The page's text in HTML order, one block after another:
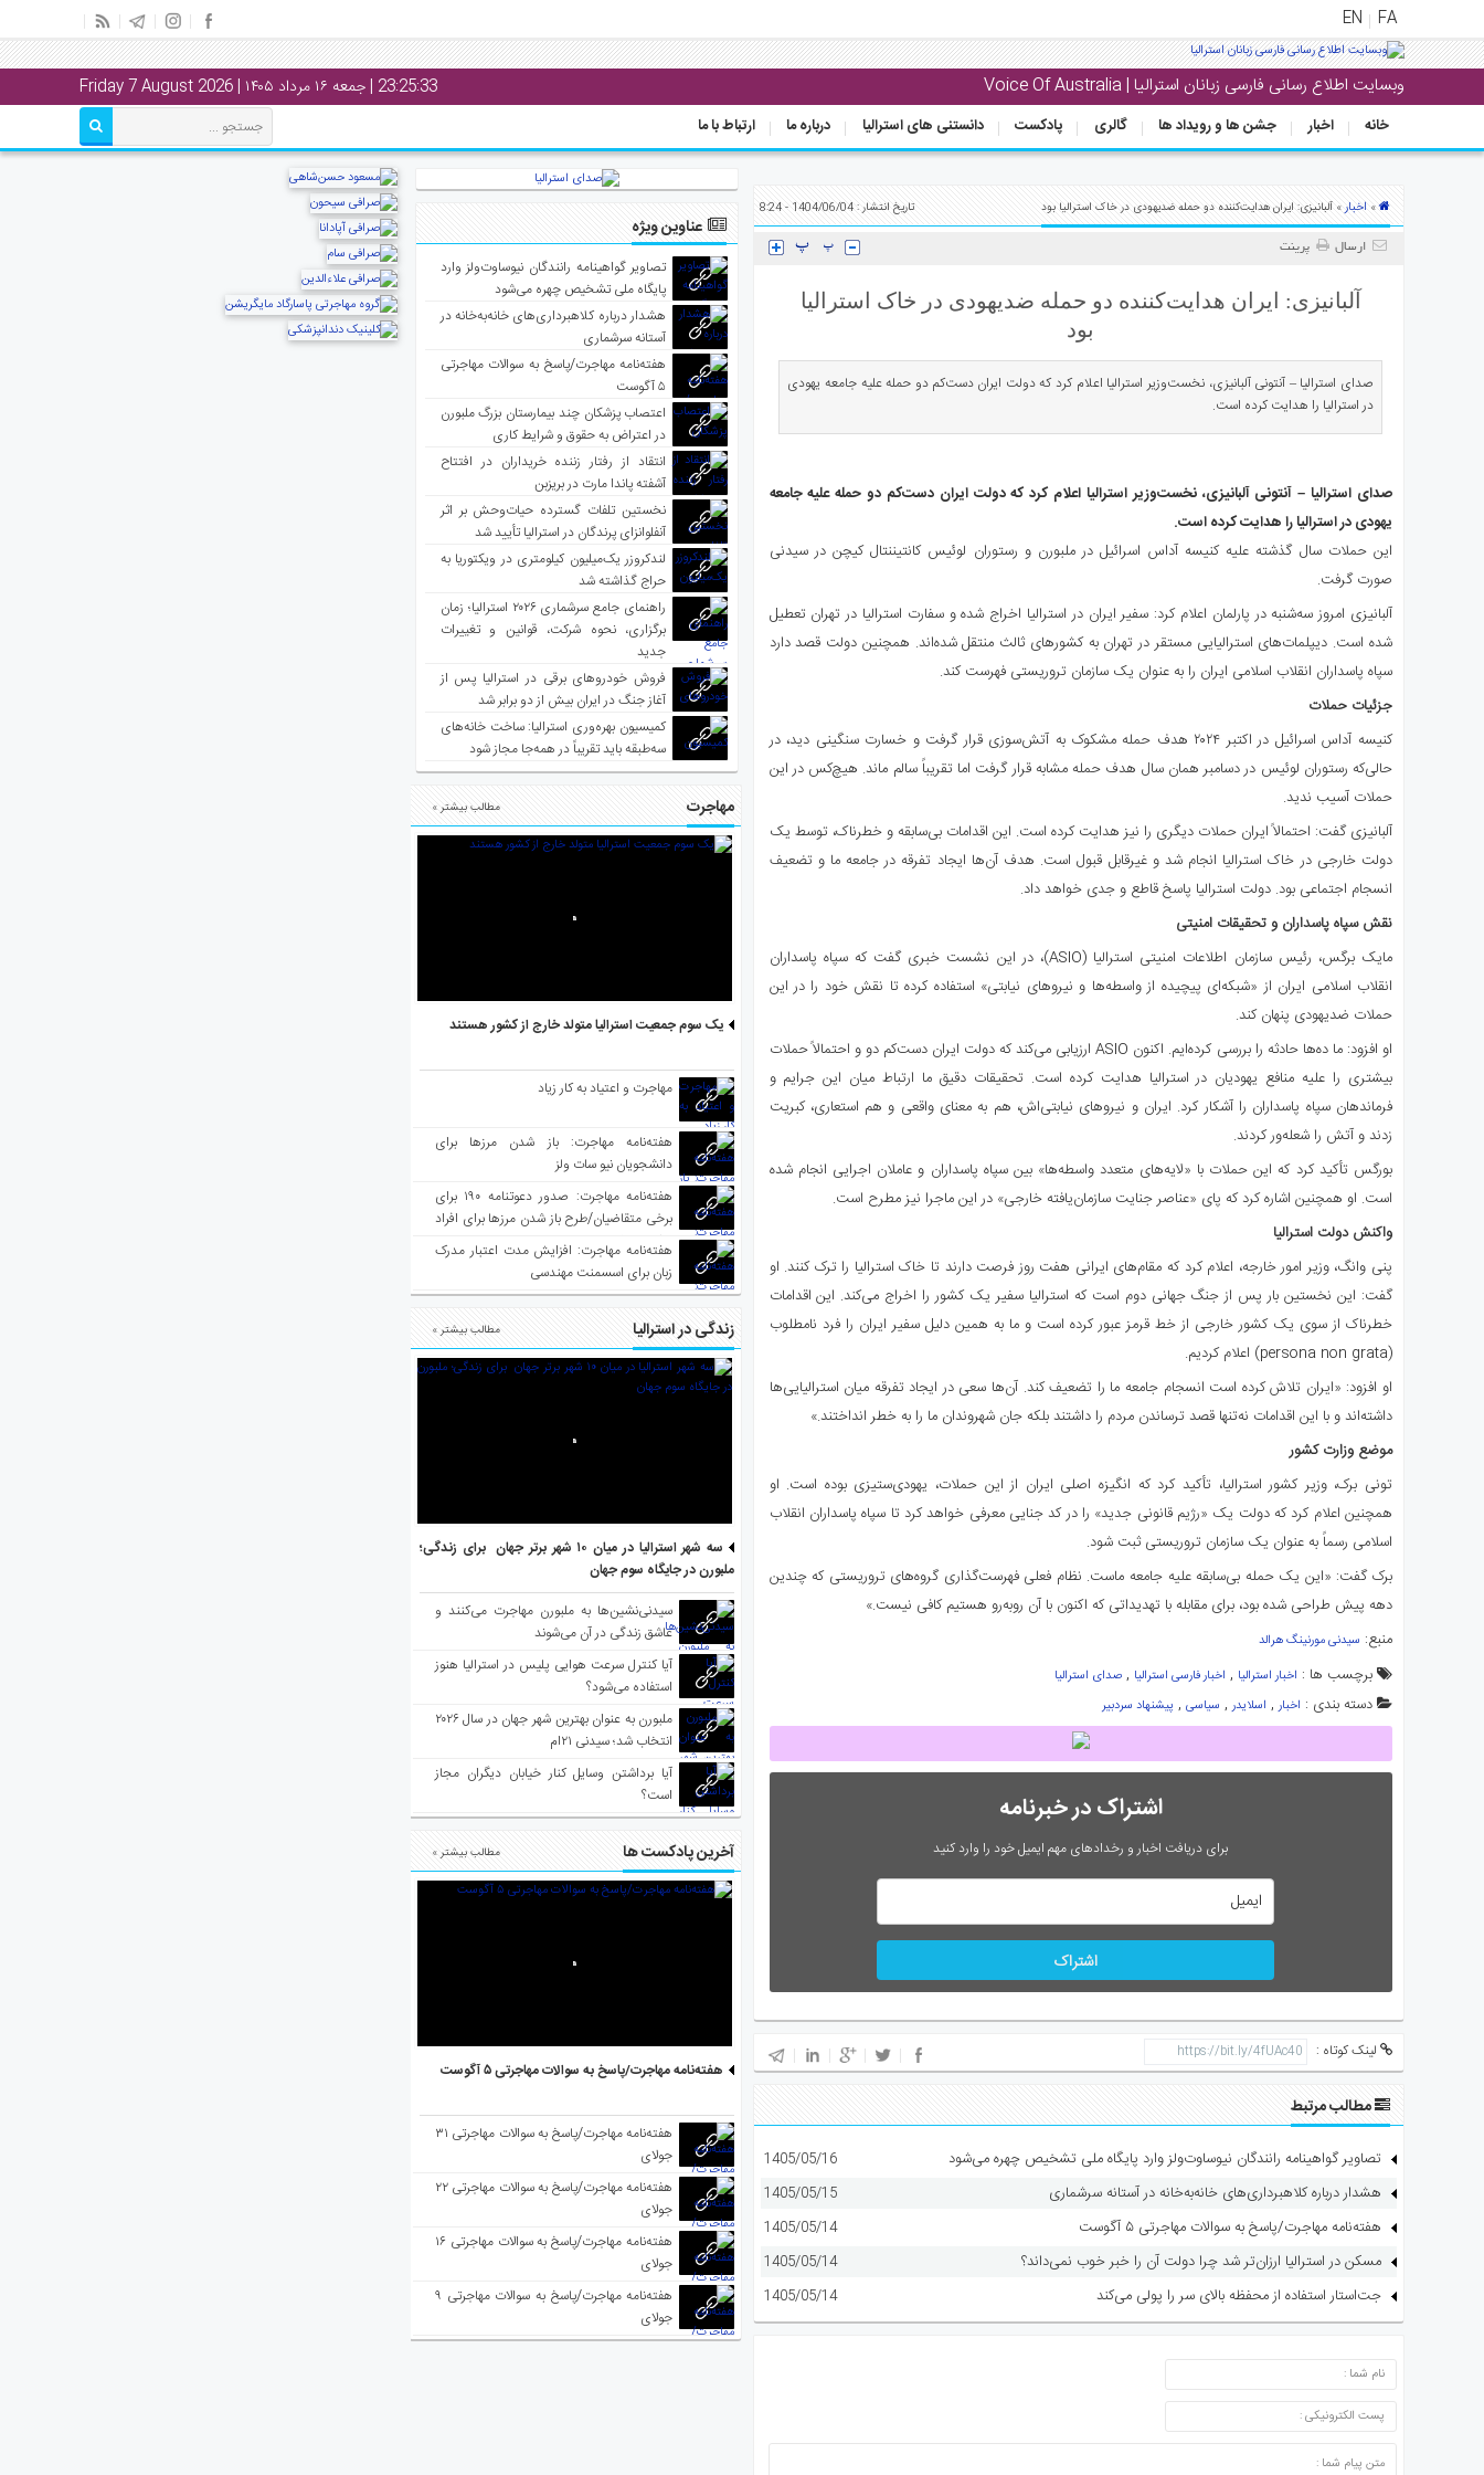
FA
EN
وبسایت اطلاع رسانی فارسی زبانان استرالیا | Voice Of Australia 23:25:33 | جمعه ۱۶ مرداد ۱۴۰۵ | Friday 7 August 2026
خانه اخبار جشن ها و رویداد ها گالری پادکست دانستنی های استرالیا درباره ما ارتباط با ما
اصلی
خانه
» اخبار» آلبانیزی:‌ ایران هدایت‌کننده دو حمله ضدیهودی در خاک استرالیا بود تاریخ انتشار : 1404/06/04 - 8:24
ارسال پرینت
آلبانیزی:‌ ایران هدایت‌کننده دو حمله ضدیهودی در خاک استرالیا
بود
صدای استرالیا – آنتونی آلبانیزی، نخست‌وزیر استرالیا اعلام کرد که دولت ایران دست‌کم دو حمله علیه جامعه یهودی
در استرالیا را هدایت کرده است.
صدای استرالیا – آنتونی آلبانیزی، نخست‌وزیر استرالیا اعلام کرد که دولت ایران دست‌کم دو حمله علیه جامعه
یهودی در استرالیا را هدایت کرده است.
این حملات سال گذشته علیه کنیسه آداس اسرائیل در ملبورن و رستوران لوئیس کانتیننتال کیچن در سیدنی
صورت گرفت.
آلبانیزی امروز سه‌شنبه در پارلمان اعلام کرد: سفیر ایران در استرالیا اخراج شده و سفارت استرالیا در تهران تعطیل
شده است. دیپلمات‌های استرالیایی مستقر در تهران به کشورهای ثالث منتقل شده‌اند. همچنین دولت قصد دارد
سپاه پاسداران انقلاب اسلامی ایران را به عنوان یک سازمان تروریستی فهرست کند.
جزئیات حملات
کنیسه آداس اسرائیل در اکتبر ۲۰۲۴ هدف حمله مشکوک به آتش‌سوزی قرار گرفت و خسارت سنگینی دید، در
حالی‌که رستوران لوئیس در دسامبر همان سال هدف حمله مشابه قرار گرفت اما تقریباً سالم ماند. هیچ‌کس در این
حملات آسیب ندید.
آلبانیزی گفت: احتمالاً ایران حملات دیگری را نیز هدایت کرده است. این اقدامات بی‌سابقه و خطرناک، توسط یک
دولت خارجی در خاک استرالیا انجام شد و غیرقابل قبول است. هدف آن‌ها ایجاد تفرقه در جامعه ما و تضعیف
انسجام اجتماعی بود. دولت استرالیا پاسخ قاطع و جدی خواهد داد.
نقش سپاه پاسداران و تحقیقات امنیتی
مایک برگس، رئیس سازمان اطلاعات امنیتی استرالیا (ASIO)، در این نشست خبری گفت که سپاه پاسداران
انقلاب اسلامی ایران از «شبکه‌ای پیچیده از واسطه‌ها و نیروهای نیابتی» استفاده کرده تا نقش خود را در این
حملات ضدیهودی پنهان کند.
او افزود: ما ده‌ها حادثه را بررسی کرده‌ایم. اکنون ASIO ارزیابی می‌کند که دولت ایران دست‌کم دو و احتمالاً حملات
بیشتری را علیه منافع یهودیان در استرالیا هدایت کرده است. تحقیقات دقیق ما ارتباط میان این جرایم و
فرماندهان سپاه پاسداران را آشکار کرد. ایران و نیروهای نیابتی‌اش، هم به معنای واقعی و هم استعاری، کبریت
زدند و آتش را شعله‌ور کردند.
بورگس تأکید کرد که این حملات با «لایه‌های متعدد واسطه‌ها» بین سپاه پاسداران و عاملان اجرایی انجام شده
است. او همچنین اشاره کرد که پای «عناصر جنایت سازمان‌یافته خارجی» در این ماجرا نیز مطرح است.
واکنش دولت استرالیا
پنی وانگ، وزیر امور خارجه، اعلام کرد که مقام‌های ایرانی هفت روز فرصت دارند تا خاک استرالیا را ترک کنند. او
گفت: این نخستین بار پس از جنگ جهانی دوم است که استرالیا سفیر یک کشور را اخراج می‌کند. این اقدامات
خطرناک از سوی یک کشور خارجی از خط قرمز عبور کرده است و ما به همین دلیل سفیر ایران را فرد نامطلوب
(persona non grata) اعلام کردیم.
او افزود: «ایران تلاش کرده است انسجام جامعه ما را تضعیف کند. آن‌ها سعی در ایجاد تفرقه میان استرالیایی‌ها
داشته‌اند و با این اقدامات نه‌تنها قصد ترساندن مردم را داشتند بلکه جان شهروندان ما را به خطر انداختند.»
موضع وزارت کشور
تونی برک، وزیر کشور استرالیا، تأکید کرد که انگیزه اصلی ایران از این حملات، یهودی‌ستیزی بوده است. او
همچنین اعلام کرد که دولت یک «رژیم قانونی جدید» را در کد جنایی معرفی خواهد کرد تا سپاه پاسداران انقلاب
اسلامی رسماً به عنوان یک سازمان تروریستی ثبت شود.
برک گفت: «این یک حمله بی‌سابقه علیه جامعه ماست. نظام فعلی فهرست‌گذاری گروه‌های تروریستی که چندین
دهه پیش طراحی شده بود، برای مقابله با تهدیداتی که اکنون با آن روبه‌رو هستیم کافی نیست.»
منبع: ‌ سیدنی مورنینگ هرالد
برچسب ها : اخبار استرالیا , اخبار فارسی استرالیا , صدای استرالیا
دسته بندی : اخبار, اسلایدر, سیاسی , پیشنهاد سردبیر
اشتراک در خبرنامه
برای دریافت اخبار و رخدادهای مهم ایمیل خود را وارد کنید
اشتراک
لینک کوتاه :
مطالب مرتبط
تصاویر گواهینامه رانندگان نیوساوت‌ولز وارد پایگاه ملی تشخیص چهره می‌شود 1405/05/16
هشدار درباره کلاهبرداری‌های خانه‌به‌خانه در آستانه سرشماری 1405/05/15
هفته‌نامه مهاجرت/پاسخ به سوالات مهاجرتی ۵ آگوست 1405/05/14
مسکن در استرالیا ارزان‌تر شد چرا دولت آن را خبر خوب نمی‌داند؟ 1405/05/14
جت‌استار استفاده از محفظه بالای سر را پولی می‌کند 1405/05/14
ارسال دیدگاه
عناوین ویژه
تصاویر گواهینامه رانندگان نیوساوت‌ولز وارد
پایگاه ملی تشخیص چهره می‌شود
هشدار درباره کلاهبرداری‌های خانه‌به‌خانه در
آستانه سرشماری
هفته‌نامه مهاجرت/پاسخ به سوالات مهاجرتی
۵ آگوست
اعتصاب پزشکان چند بیمارستان بزرگ ملبورن
در اعتراض به حقوق و شرایط کاری
انتقاد از رفتار زننده خریداران در افتتاح
آشفته پاندا مارت در بریزبن
نخستین تلفات گسترده حیات‌وحش بر اثر
آنفلوانزای پرندگان در استرالیا تأیید شد
لندکروزر یک‌میلیون کیلومتری در ویکتوریا به
حراج گذاشته شد
راهنمای جامع سرشماری ۲۰۲۶ استرالیا؛ زمان
برگزاری، نحوه شرکت، قوانین و تغییرات
جدید
فروش خودروهای برقی در استرالیا پس از
آغاز جنگ در ایران بیش از دو برابر شد
کمیسیون بهره‌وری استرالیا: ساخت خانه‌های
سه‌طبقه باید تقریباً در همه‌جا مجاز شود
مهاجرت مطالب بیشتر »
یک سوم جمعیت استرالیا متولد خارج از کشور هستند
مهاجرت و اعتیاد به کار زیاد
هفته‌نامه مهاجرت: باز شدن مرزها برای
دانشجویان نیو سات ولز
هفته‌نامه مهاجرت: صدور دعوتنامه ۱۹۰ برای
برخی متقاضیان/طرح باز شدن مرزها برای افراد
واکسینه شده
هفته‌نامه مهاجرت: افزایش مدت اعتبار مدرک
زبان برای اسسمنت مهندسی
زندگی در استرالیا مطالب بیشتر »
سه شهر استرالیا در میان ۱۰ شهر برتر جهان برای زندگی؛
ملبورن در جایگاه سوم جهان
سیدنی‌نشین‌ها به ملبورن مهاجرت می‌کنند و
عاشق زندگی در آن می‌شوند
آیا کنترل سرعت هوایی پلیس در استرالیا هنوز
استفاده می‌شود؟
ملبورن به عنوان بهترین شهر جهان در سال ۲۰۲۶
انتخاب شد؛ سیدنی ۲۱‌ام
آیا برداشتن وسایل کنار خیابان دیگران مجاز
است؟
آخرین پادکست ها مطالب بیشتر »
هفته‌نامه مهاجرت/پاسخ به سوالات مهاجرتی ۵ آگوست
هفته‌نامه مهاجرت/پاسخ به سوالات مهاجرتی ۳۱
جولای
هفته‌نامه مهاجرت/پاسخ به سوالات مهاجرتی ۲۲
جولای
هفته‌نامه مهاجرت/پاسخ به سوالات مهاجرتی ۱۶
جولای
هفته‌نامه مهاجرت/پاسخ به سوالات مهاجرتی ۹
جولای